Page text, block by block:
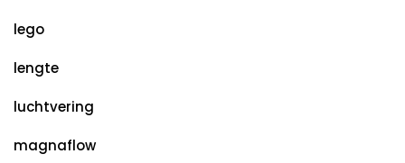
lego
lengte
luchtvering
magnaflow